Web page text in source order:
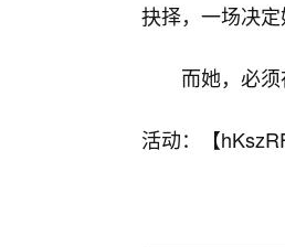
抉择，一场决
而她，必
活动：【